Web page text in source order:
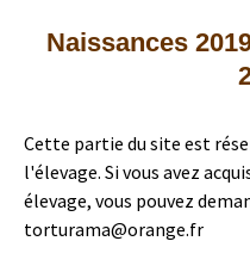
Naissances
Cette partie du site est
l'élevage. Si vous avez
élevage, vous pouvez
torturama@orange.fr